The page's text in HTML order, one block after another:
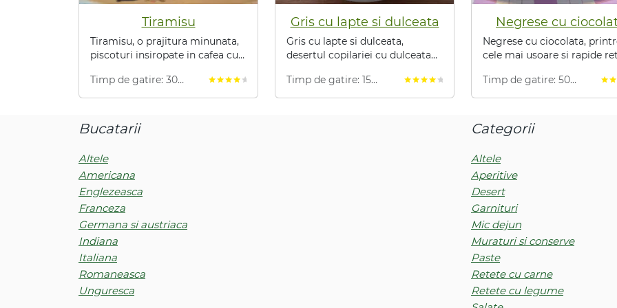
Tiramisu
Tiramisu, o prajitura minunata,
piscoturi insiropate in cafea cu
reteta gata in doar 30 de
minute.
Timp de gatire: 30
starstarstarstar star
Gris cu lapte si dulceata
Gris cu lapte si dulceata,
desertul copilariei cu dulceata
gata in mai putin de 15 minute.
Timp de gatire: 15
starstarstarstar star
Negrese cu
Negrese cu ciocolata,
cele mai usoare si rapide
Timp de gatire: 50
starstar
Bucatarii
Altele
Americana
Englezeasca
Franceza
Germana si austriaca
Indiana
Italiana
Romaneasca
Unguresca
Categorii
Altele
Aperitive
Desert
Garnituri
Mic dejun
Muraturi si conserve
Paste
Retete cu carne
Retete cu legume